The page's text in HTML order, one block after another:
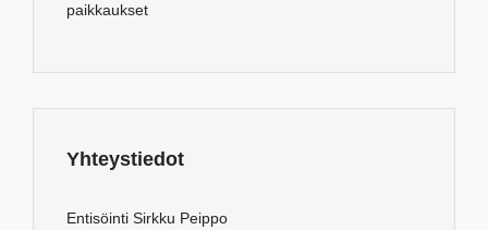
paikkaukset
Yhteystiedot
Entisöinti Sirkku Peippo